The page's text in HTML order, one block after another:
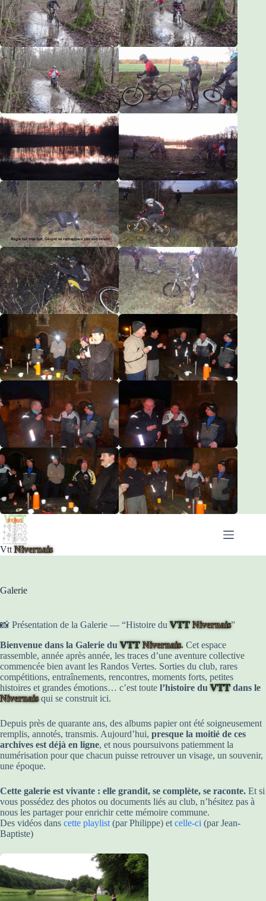
Passer
au
contenu
VttNivernais
Galerie
📸 Présentation de la Galerie — “Histoire duVTT Nivernais”
Bienvenue dans la Galerie duVTT Nivernais. Cet espace
rassemble, année après année, les traces d’une aventure collective
commencée bien avant les Randos Vertes. Sorties du club, rares
compétitions, entraînements, rencontres, moments forts, petites
histoires et grandes émotions… c’est toute l’histoire duVTTdans le
Nivernaisqui se construit ici.
Depuis près de quarante ans, des albums papier ont été soigneusement
remplis, annotés, transmis. Aujourd’hui, presque la moitié de ces
archives est déjà en ligne, et nous poursuivons patiemment la
numérisation pour que chacun puisse retrouver un visage, un souvenir,
une époque.
Cette galerie est vivante : elle grandit, se complète, se raconte. Et si
vous possédez des photos ou documents liés au club, n’hésitez pas à
nous les partager pour enrichir cette mémoire commune.
Des vidéos dans cette playlist (par Philippe) et celle-ci (par Jean-
Baptiste)